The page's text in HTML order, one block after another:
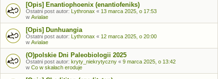
[Opis] Enantiophoenix (enantiofeniks)
Ostatni post autor: Lythronax « 13 marca 2025, o 17:53
w Avialae
[Opis] Dunhuangia
Ostatni post autor: Lythronax « 12 marca 2025, o 20:00
w Avialae
(O)polskie Dni Paleobiologii 2025
Ostatni post autor: kryty_niekrytyczny « 9 marca 2025, o 13:42
w Co w skałach eroduje